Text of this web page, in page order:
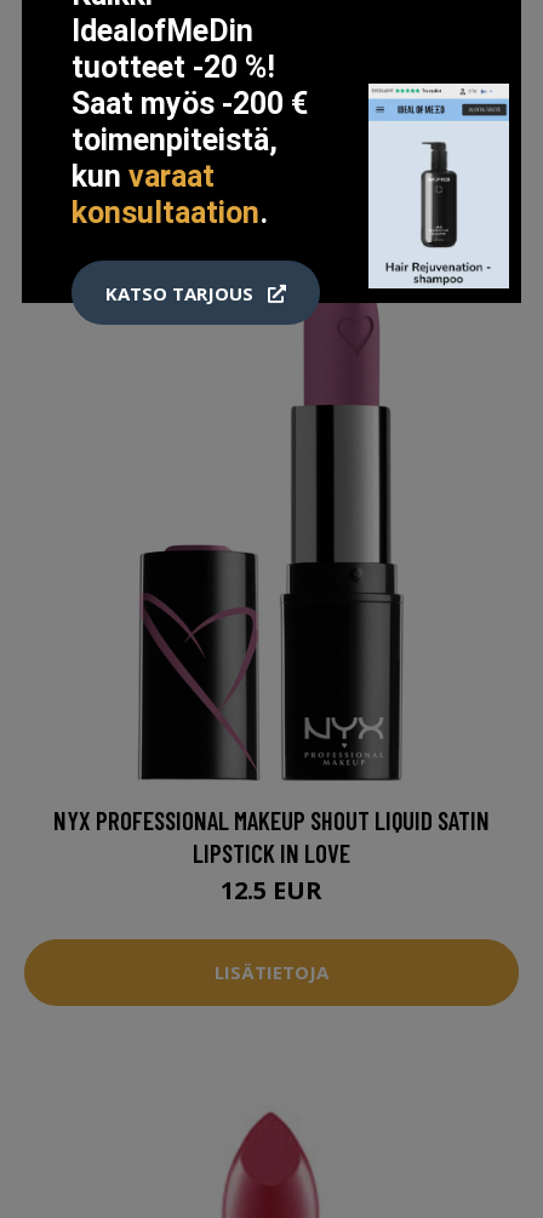
11.9 EUR
LISÄTIETOJA
NYX PROFESSIONAL MAKEUP SHOUT LIQUID SATIN
LIPSTICK IN LOVE
12.5 EUR
LISÄTIETOJA
IdealofMeDin
tuotteet -20 %!
Saat myös -200 €
toimenpiteistä,
kunvaraat
konsultaation.
KATSO TARJOUS